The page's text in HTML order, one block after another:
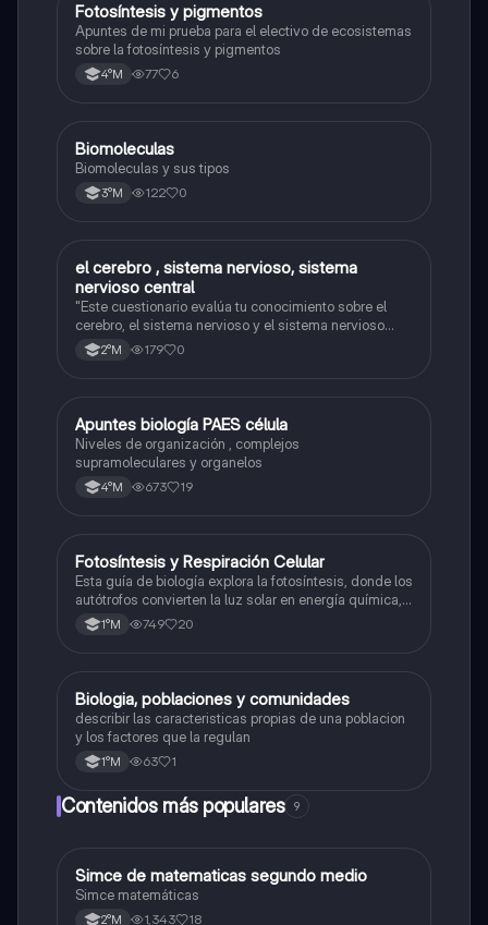
Biología
Fotosíntesis y pigmentos
Apuntes de mi prueba para el electivo de ecosistemas
sobre la fotosíntesis y pigmentos
4°M 77 6
Biología
Biomoleculas
Biomoleculas y sus tipos
3°M 122 0
Biología
el cerebro , sistema nervioso, sistema
nervioso central
"Este cuestionario evalúa tu conocimiento sobre el
cerebro, el sistema nervioso y el sistema nervioso
central."
2°M 179 0
Biología
Apuntes biología PAES célula
Niveles de organización , complejos
supramoleculares y organelos
4°M 673 19
Biología
Fotosíntesis y Respiración Celular
Esta guía de biología explora la fotosíntesis, donde los
autótrofos convierten la luz solar en energía química, y
la respiración celular, un proceso vital para el flujo de
energía en los ecosistemas.
1°M 749 20
Biología
Biologia, poblaciones y comunidades
describir las caracteristicas propias de una poblacion
y los factores que la regulan
1°M 63 1
Contenidos más populares 9
Matemáticas
Simce de matematicas segundo medio
Simce matemáticas
2°M 1,343 18